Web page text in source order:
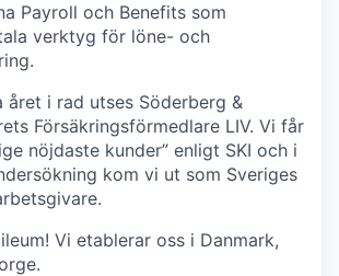
Payroll och Benefits som
verktyg för löne- och
året i rad utses Söderberg &
Försäkringsförmedlare LIV. Vi får
nöjdaste kunder” enligt SKI och i
kom vi ut som Sveriges
Vi etablerar oss i Danmark,